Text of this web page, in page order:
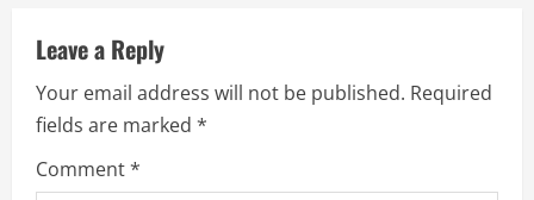
e
R
e
Leave a Reply
Your email address will not be published. Required
fields are marked *
Comment*